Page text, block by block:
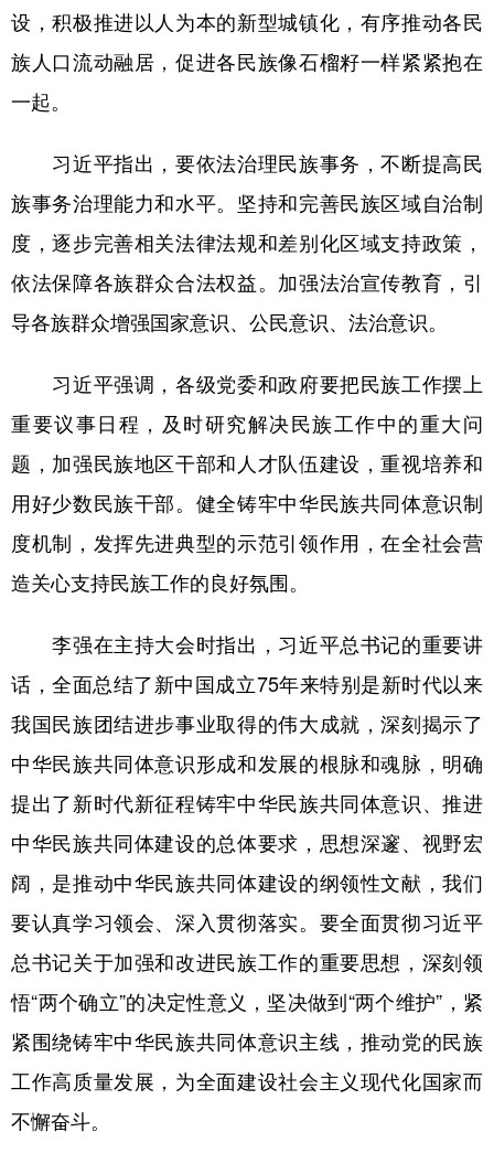
设，积极推进以人为本的新型城镇化，有序推动各民
族人口流动融居，促进各民族像石榴籽一样紧紧抱在
一起。
习近平指出，要依法治理民族事务，不断提高民
族事务治理能力和水平。坚持和完善民族区域自治制
度，逐步完善相关法律法规和差别化区域支持政策，
依法保障各族群众合法权益。加强法治宣传教育，引
导各族群众增强国家意识、公民意识、法治意识。
习近平强调，各级党委和政府要把民族工作摆上
重要议事日程，及时研究解决民族工作中的重大问
题，加强民族地区干部和人才队伍建设，重视培养和
用好少数民族干部。健全铸牢中华民族共同体意识制
度机制，发挥先进典型的示范引领作用，在全社会营
造关心支持民族工作的良好氛围。
李强在主持大会时指出，习近平总书记的重要讲
话，全面总结了新中国成立75年来特别是新时代以来
我国民族团结进步事业取得的伟大成就，深刻揭示了
中华民族共同体意识形成和发展的根脉和魂脉，明确
提出了新时代新征程铸牢中华民族共同体意识、推进
中华民族共同体建设的总体要求，思想深邃、视野宏
阔，是推动中华民族共同体建设的纲领性文献，我们
要认真学习领会、深入贯彻落实。要全面贯彻习近平
总书记关于加强和改进民族工作的重要思想，深刻领
悟“两个确立”的决定性意义，坚决做到“两个维护”，紧
紧围绕铸牢中华民族共同体意识主线，推动党的民族
工作高质量发展，为全面建设社会主义现代化国家而
不懈奋斗。